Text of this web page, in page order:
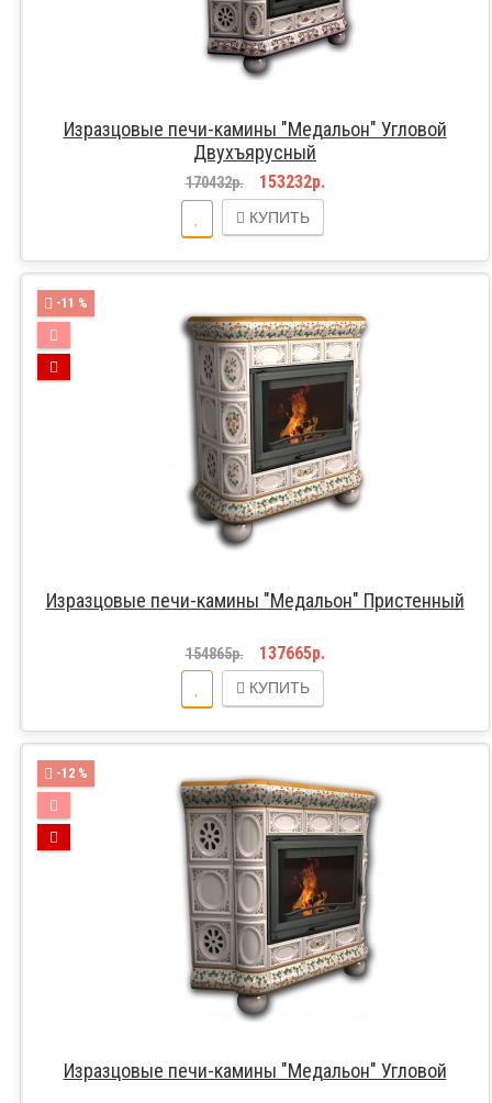
Изразцовые печи-камины "Медальон" Угловой
Двухъярусный
170432р. 153232р.
КУПИТЬ
-11 %
Изразцовые печи-камины "Медальон" Пристенный
154865р. 137665р.
КУПИТЬ
-12 %
Изразцовые печи-камины "Медальон" Угловой